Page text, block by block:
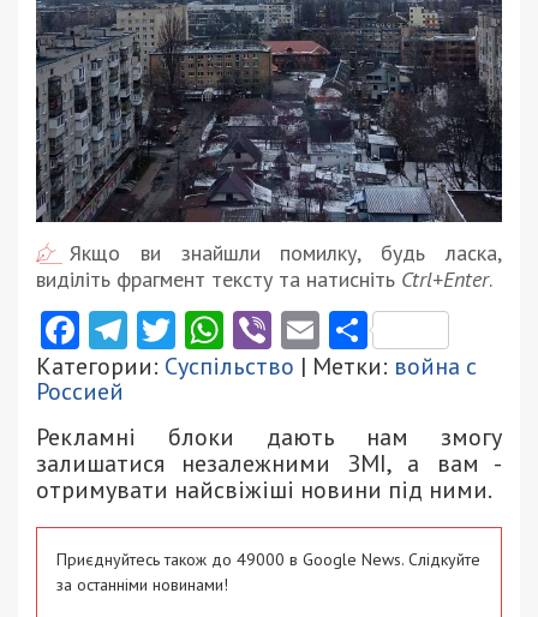
Якщо ви знайшли помилку, будь ласка,
виділіть фрагмент тексту та натисніть Ctrl+Enter.
Facebook
Telegram
Twitter
WhatsApp
ViberEmail
Категории: Суспільство | Метки: война с
Россией
Рекламні блоки дають нам змогу
залишатися незалежними ЗМІ, а вам -
отримувати найсвіжіші новини під ними.
Приєднуйтесь також до 49000 в Google News. Слідкуйте
за останніми новинами!